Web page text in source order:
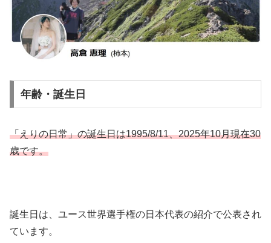
年齢・誕生日
「えりの日常」の誕生日は1995/8/11、2025年10月現在30
歳です。
誕生日は、ユース世界選手権の日本代表の紹介で公表され
ています。